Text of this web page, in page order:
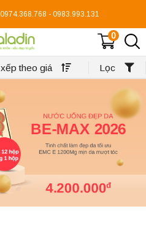
0974.368.768 - 0983.993.131
0
theo giá Lọc